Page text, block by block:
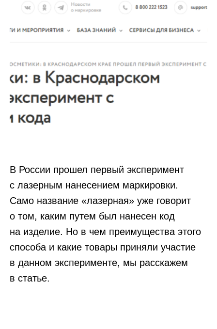
В России прошел первый эксперимент
с лазерным нанесением маркировки.
Само название «лазерная» уже говорит
о том, каким путем был нанесен код
на изделие. Но в чем преимущества этого
способа и какие товары приняли участие
в данном эксперименте, мы расскажем
в статье.